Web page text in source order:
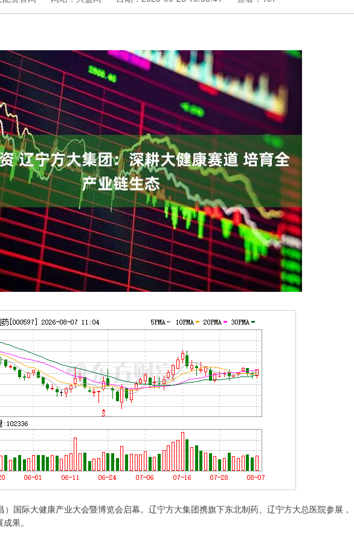
际大健康产业大会暨博览会启幕。辽宁方大集团携旗下东北制药、辽宁方大总医院参展，
果。
145.74 1.03% 沪深300 4685.33 34.02